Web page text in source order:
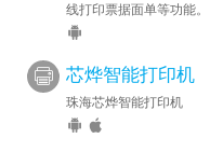
线打印票据面单等功能。
芯烨智能打印机
珠海芯烨智能打印机